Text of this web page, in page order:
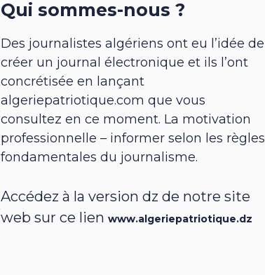
Qui sommes-nous ?
Des journalistes algériens ont eu l’idée de
créer un journal électronique et ils l’ont
concrétisée en lançant
algeriepatriotique.com que vous
consultez en ce moment. La motivation
professionnelle – informer selon les règles
fondamentales du journalisme.
Accédez à la version dz de notre site
web sur ce lienwww.algeriepatriotique.dz